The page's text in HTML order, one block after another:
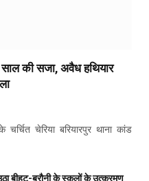
साल की सजा, अवैध हथियार
चेरिया बरियारपुर थाना कांड
बीहट-बरौनी के स्कूलों के उत्क्रमण